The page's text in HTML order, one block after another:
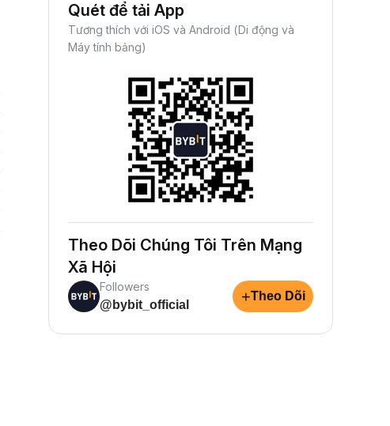
Quét để tải App
Tương thích với iOS và Android (Di động và
Máy tính bảng)
Theo Dõi Chúng Tôi Trên Mạng
Xã Hội
Followers
@bybit_official
+Theo Dõi